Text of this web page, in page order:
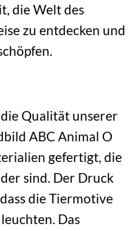
die Welt des
zu entdecken und
Qualität unserer
ABC Animal O
gefertigt, die
sind. Der Druck
die Tiermotive
Das